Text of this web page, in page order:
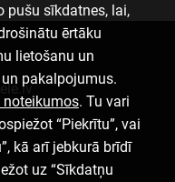
pušu sīkdatnes, lai,
ērtāku
lietošanu un
pakalpojumus.
. Tu vari
“Piekrītu”, vai
kā arī jebkurā brīdī
uz “Sīkdatņu